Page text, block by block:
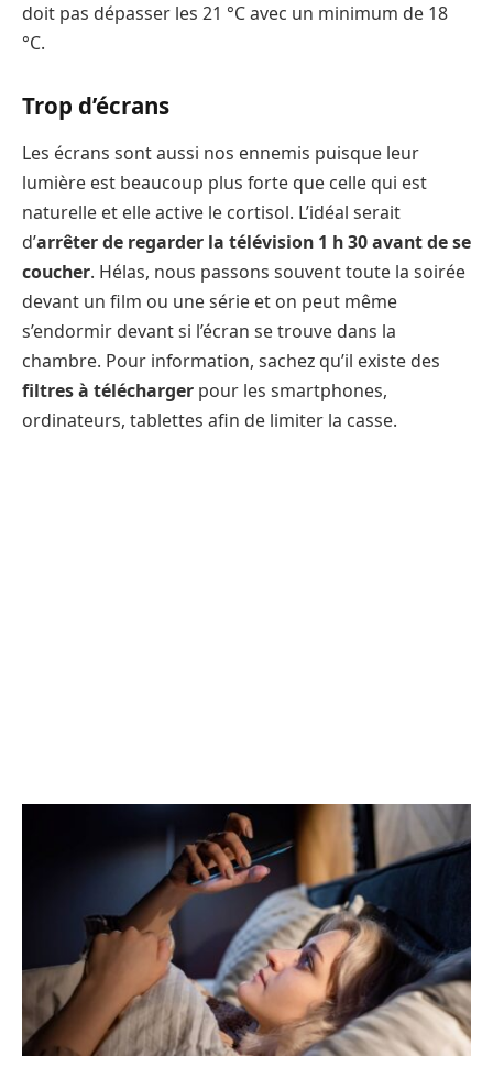
doit pas dépasser les 21 °C avec un minimum de 18
°C.
Trop d’écrans
Les écrans sont aussi nos ennemis puisque leur
lumière est beaucoup plus forte que celle qui est
naturelle et elle active le cortisol. L’idéal serait
d’arrêter de regarder la télévision 1 h 30 avant de se
coucher. Hélas, nous passons souvent toute la soirée
devant un film ou une série et on peut même
s’endormir devant si l’écran se trouve dans la
chambre. Pour information, sachez qu’il existe des
filtres à télécharger pour les smartphones,
ordinateurs, tablettes afin de limiter la casse.